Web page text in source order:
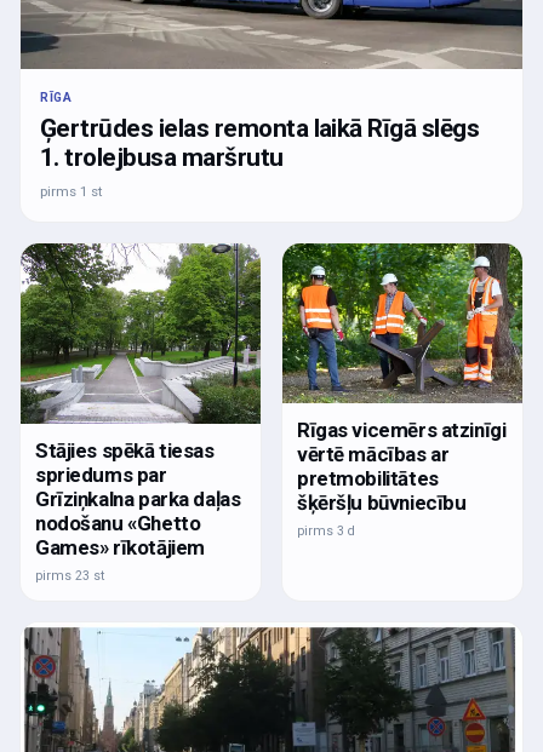
RĪGA
Ģertrūdes ielas remonta laikā Rīgā slēgs
1. trolejbusa maršrutu
pirms 1 st
Stājies spēkā tiesas
spriedums par
Grīziņkalna parka daļas
nodošanu «Ghetto
Games» rīkotājiem
pirms 23 st
Rīgas vicemērs atzinīgi
vērtē mācības ar
pretmobilitātes
šķēršļu būvniecību
pirms 3 d